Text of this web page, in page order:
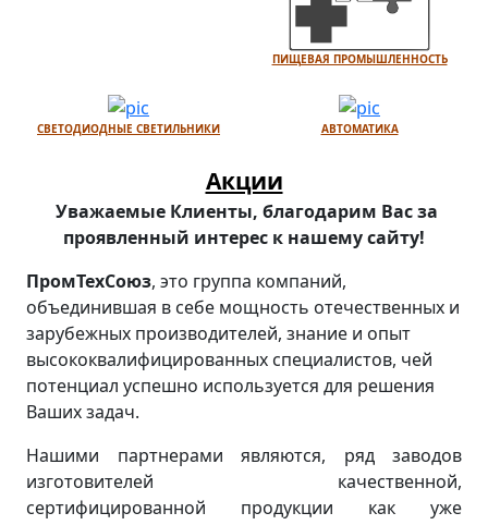
ПИЩЕВАЯ ПРОМЫШЛЕННОСТЬ
СВЕТОДИОДНЫЕ СВЕТИЛЬНИКИ АВТОМАТИКА
Акции
Уважаемые Клиенты, благодарим Вас за
проявленный интерес к нашему сайту!
ПромТехСоюз, это группа компаний,
объединившая в себе мощность отечественных и
зарубежных производителей, знание и опыт
высококвалифицированных специалистов, чей
потенциал успешно используется для решения
Ваших задач.
Нашими партнерами являются, ряд заводов
изготовителей качественной,
сертифицированной продукции как уже